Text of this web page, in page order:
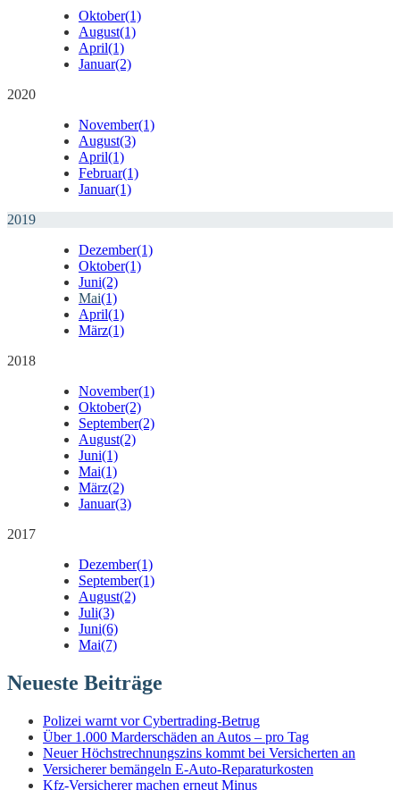
Oktober(1)
August(1)
April(1)
Januar(2)
2020
November(1)
August(3)
April(1)
Februar(1)
Januar(1)
2019
Dezember(1)
Oktober(1)
Juni(2)
Mai(1)
April(1)
März(1)
2018
November(1)
Oktober(2)
September(2)
August(2)
Juni(1)
Mai(1)
März(2)
Januar(3)
2017
Dezember(1)
September(1)
August(2)
Juli(3)
Juni(6)
Mai(7)
Neueste Beiträge
Polizei warnt vor Cybertrading-Betrug
Über 1.000 Marderschäden an Autos – pro Tag
Neuer Höchstrechnungszins kommt bei Versicherten an
Versicherer bemängeln E-Auto-Reparaturkosten
Kfz-Versicherer machen erneut Minus